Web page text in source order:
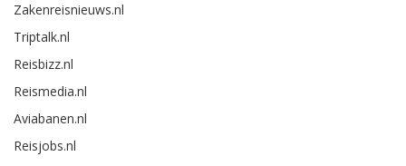
Zakenreisnieuws.nl
Triptalk.nl
Reisbizz.nl
Reismedia.nl
Aviabanen.nl
Reisjobs.nl